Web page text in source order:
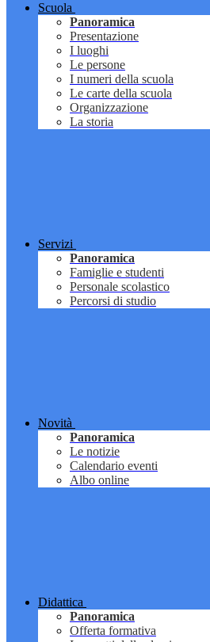
Scuola
Panoramica
Presentazione
I luoghi
Le persone
I numeri della scuola
Le carte della scuola
Organizzazione
La storia
Servizi
Panoramica
Famiglie e studenti
Personale scolastico
Percorsi di studio
Novità
Panoramica
Le notizie
Calendario eventi
Albo online
Didattica
Panoramica
Offerta formativa